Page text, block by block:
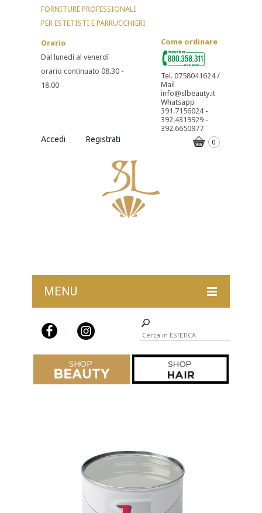
FORNITURE PROFESSIONALI
PER ESTETISTI E PARRUCCHIERI
Orario
Dal lunedí al venerdí
orario continuato 08.30 -
18.00
Come ordinare
Tel. 0758041624 /
Mail
info@slbeauty.it
Whatsapp
391.7156024 -
392.4319929 -
392.6650977
Accedi Registrati 0
MENU
ABBIGLIAMENTO PROFESSIONALE
DEPILAZIONE
LINEA MYD BEAUTY